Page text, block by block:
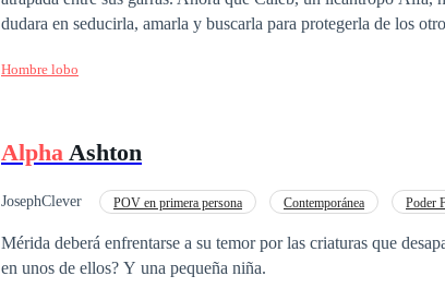
dudara en seducirla, amarla y buscarla para protegerla de los
Entre la guerra y el amor solo existe una opción. Caleb tiene
Hombre lobo
Alpha Ashton
JosephClever POV en primera persona Contemporánea Poder
Mérida deberá enfrentarse a su temor por las criaturas que
en unos de ellos? Y una pequeña niña.